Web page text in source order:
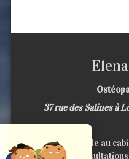
37 rue des Salines à
Je vous accueille au
, pour des